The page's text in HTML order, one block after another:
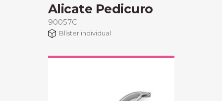
Alicate Pedicuro
90057C
Blíster individual